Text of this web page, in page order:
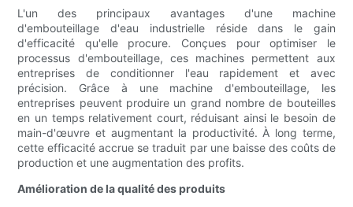
L'un des principaux avantages d'une machine
d'embouteillage d'eau industrielle réside dans le gain
d'efficacité qu'elle procure. Conçues pour optimiser le
processus d'embouteillage, ces machines permettent aux
entreprises de conditionner l'eau rapidement et avec
précision. Grâce à une machine d'embouteillage, les
entreprises peuvent produire un grand nombre de bouteilles
en un temps relativement court, réduisant ainsi le besoin de
main-d'œuvre et augmentant la productivité. À long terme,
cette efficacité accrue se traduit par une baisse des coûts de
production et une augmentation des profits.
Amélioration de la qualité des produits